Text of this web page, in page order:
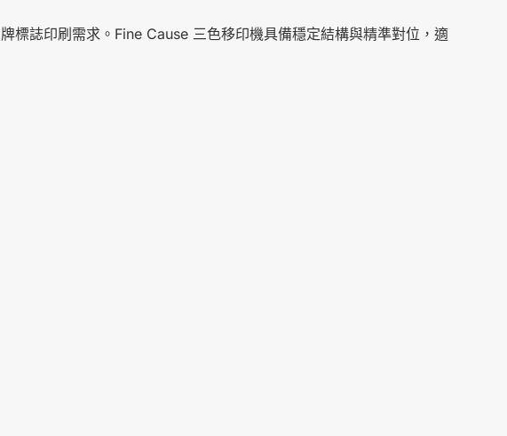
標誌印刷需求。Fine Cause 三色移印機具備穩定結構與精準對位，適